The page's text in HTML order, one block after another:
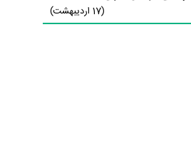
(17 اردیبهشت)